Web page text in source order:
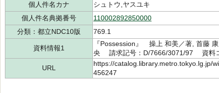
個人件名カナ
シュトウ,ヤスユキ
個人件名典拠番号
110002892850000
分類：都立NDC10版
769.1
資料情報1
『Possession』 操上 和美／著, 首藤
央 請求記号：D/7666/3071/97 資料
URL
https://catalog.library.metro.tokyo.lg.jp/
456247